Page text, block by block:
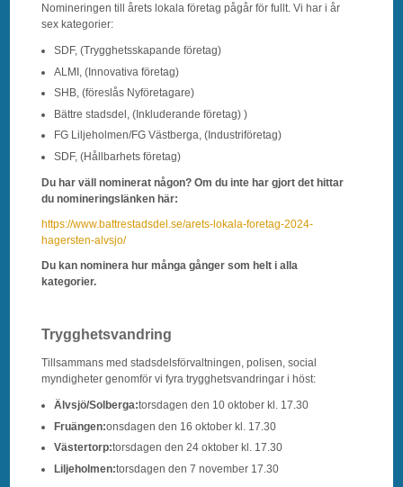
Nomineringen till årets lokala företag pågår för fullt. Vi har i år
sex kategorier:
SDF, (Trygghetsskapande företag)
ALMI, (Innovativa företag)
SHB, (föreslås Nyföretagare)
Bättre stadsdel, (Inkluderande företag) )
FG Liljeholmen/FG Västberga, (Industriföretag)
SDF, (Hållbarhets företag)
Du har väll nominerat någon? Om du inte har gjort det hittar
du nomineringslänken här:
https://www.battrestadsdel.se/arets-lokala-foretag-2024-
hagersten-alvsjo/
Du kan nominera hur många gånger som helt i alla
kategorier.
Trygghetsvandring
Tillsammans med stadsdelsförvaltningen, polisen, social
myndigheter genomför vi fyra trygghetsvandringar i höst:
Älvsjö/Solberga:torsdagen den 10 oktober kl. 17.30
Fruängen:onsdagen den 16 oktober kl. 17.30
Västertorp:torsdagen den 24 oktober kl. 17.30
Liljeholmen:torsdagen den 7 november 17.30